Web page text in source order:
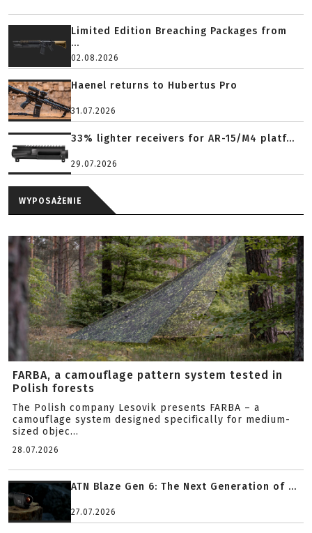
Limited Edition Breaching Packages from
...
02.08.2026
Haenel returns to Hubertus Pro
31.07.2026
33% lighter receivers for AR-15/M4 platf...
29.07.2026
WYPOSAŻENIE
FARBA, a camouflage pattern system tested in
Polish forests
The Polish company Lesovik presents FARBA – a
camouflage system designed specifically for medium-
sized objec...
28.07.2026
ATN Blaze Gen 6: The Next Generation of ...
27.07.2026